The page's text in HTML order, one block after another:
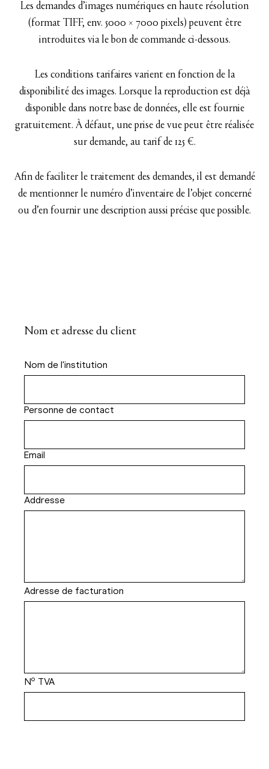
Les demandes d’images numériques en haute résolution
(format TIFF, env. 5000 × 7000 pixels) peuvent être
introduites via le bon de commande ci-dessous.
Les conditions tarifaires varient en fonction de la
disponibilité des images. Lorsque la reproduction est déjà
disponible dans notre base de données, elle est fournie
gratuitement. À défaut, une prise de vue peut être réalisée
sur demande, au tarif de 125 €.
Afin de faciliter le traitement des demandes, il est demandé
de mentionner le numéro d’inventaire de l’objet concerné
ou d’en fournir une description aussi précise que possible.
Nom et adresse du client
Nom de l'institution
Personne de contact
Email
Addresse
Adresse de facturation
Nº TVA